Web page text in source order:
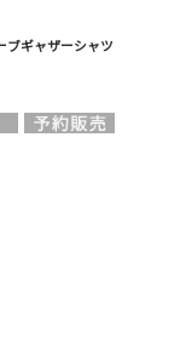
ブギャザーシャツ